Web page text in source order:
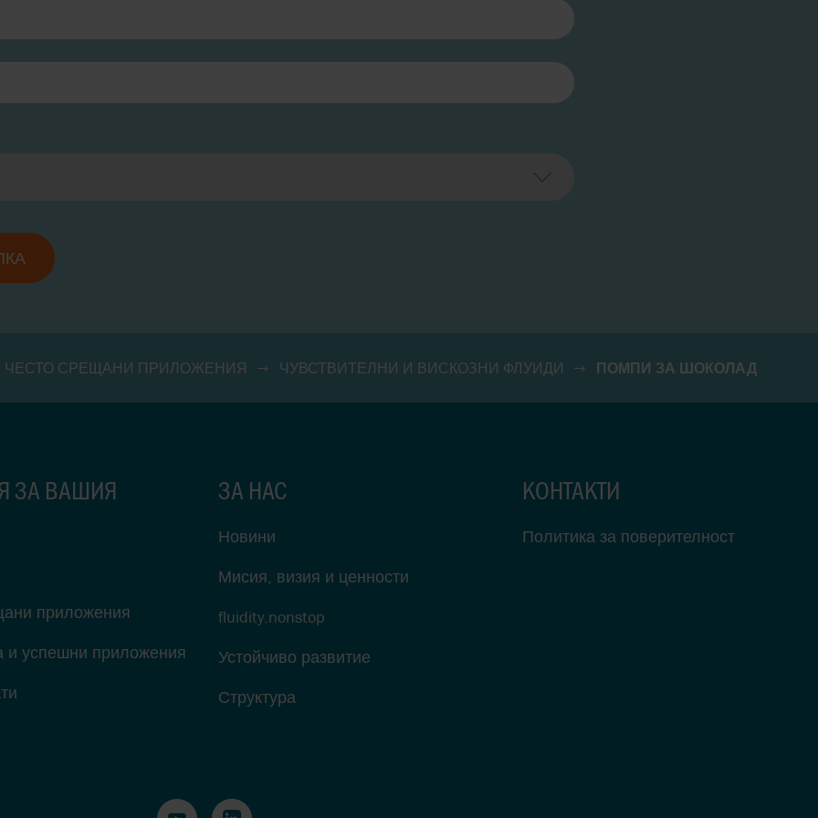
ЧЕСТО СРЕЩАНИ ПРИЛОЖЕНИЯ ЧУВСТВИТЕЛНИ И ВИСКОЗНИ ФЛУИДИ ПОМПИ ЗА ШОКОЛАД
ЗА ВАШИЯ
приложения
и успешни приложения
ЗА НАС
Новини
Мисия, визия и ценности
fluidity.nonstop
Устойчиво развитие
Структура
КОНТАКТИ
Политика за поверителност